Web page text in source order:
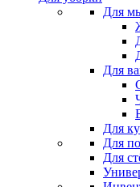
Для
Для
Для
Для
Для